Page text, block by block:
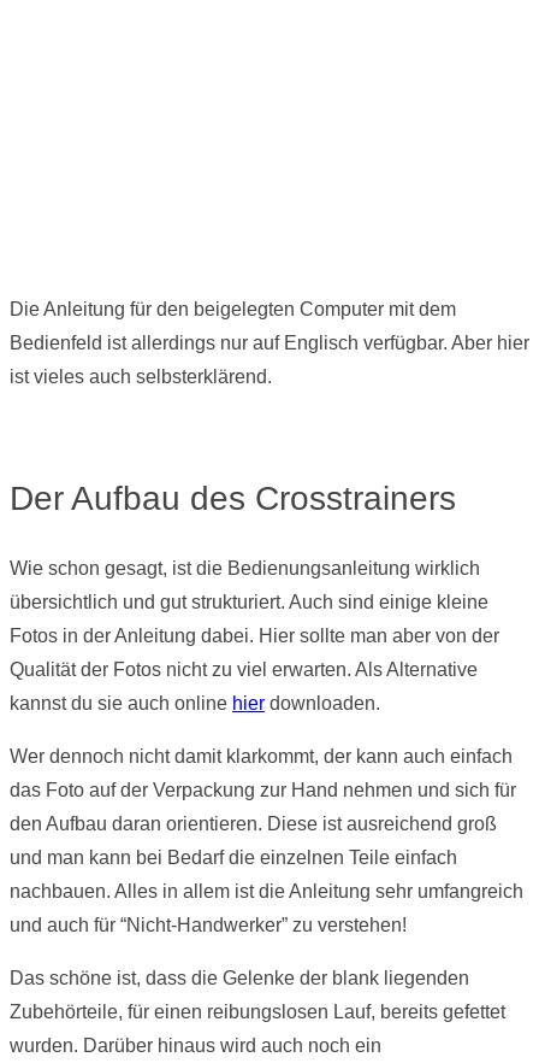
Die Anleitung für den beigelegten Computer mit dem
Bedienfeld ist allerdings nur auf Englisch verfügbar. Aber hier
ist vieles auch selbsterklärend.
Der Aufbau des Crosstrainers
Wie schon gesagt, ist die Bedienungsanleitung wirklich
übersichtlich und gut strukturiert. Auch sind einige kleine
Fotos in der Anleitung dabei. Hier sollte man aber von der
Qualität der Fotos nicht zu viel erwarten. Als Alternative
kannst du sie auch online hier downloaden.
Wer dennoch nicht damit klarkommt, der kann auch einfach
das Foto auf der Verpackung zur Hand nehmen und sich für
den Aufbau daran orientieren. Diese ist ausreichend groß
und man kann bei Bedarf die einzelnen Teile einfach
nachbauen. Alles in allem ist die Anleitung sehr umfangreich
und auch für “Nicht-Handwerker” zu verstehen!
Das schöne ist, dass die Gelenke der blank liegenden
Zubehörteile, für einen reibungslosen Lauf, bereits gefettet
wurden. Darüber hinaus wird auch noch ein